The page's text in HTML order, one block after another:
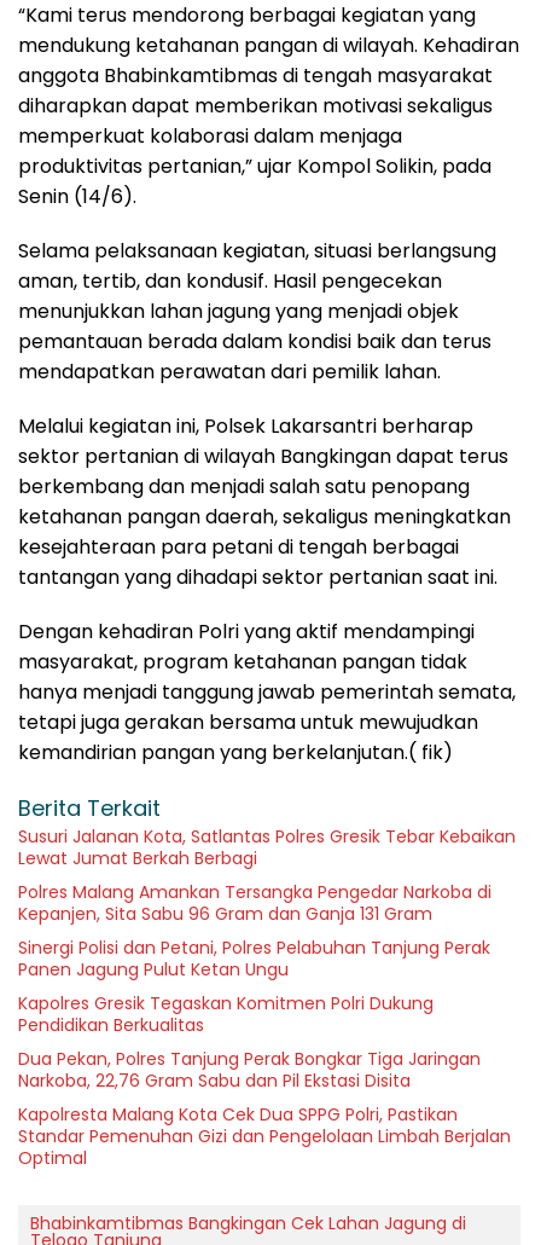
“Kami terus mendorong berbagai kegiatan yang
mendukung ketahanan pangan di wilayah. Kehadiran
anggota Bhabinkamtibmas di tengah masyarakat
diharapkan dapat memberikan motivasi sekaligus
memperkuat kolaborasi dalam menjaga
produktivitas pertanian,” ujar Kompol Solikin, pada
Senin (14/6).
Selama pelaksanaan kegiatan, situasi berlangsung
aman, tertib, dan kondusif. Hasil pengecekan
menunjukkan lahan jagung yang menjadi objek
pemantauan berada dalam kondisi baik dan terus
mendapatkan perawatan dari pemilik lahan.
Melalui kegiatan ini, Polsek Lakarsantri berharap
sektor pertanian di wilayah Bangkingan dapat terus
berkembang dan menjadi salah satu penopang
ketahanan pangan daerah, sekaligus meningkatkan
kesejahteraan para petani di tengah berbagai
tantangan yang dihadapi sektor pertanian saat ini.
Dengan kehadiran Polri yang aktif mendampingi
masyarakat, program ketahanan pangan tidak
hanya menjadi tanggung jawab pemerintah semata,
tetapi juga gerakan bersama untuk mewujudkan
kemandirian pangan yang berkelanjutan.( fik)
Berita Terkait
Susuri Jalanan Kota, Satlantas Polres Gresik Tebar Kebaikan
Lewat Jumat Berkah Berbagi
Polres Malang Amankan Tersangka Pengedar Narkoba di
Kepanjen, Sita Sabu 96 Gram dan Ganja 131 Gram
Sinergi Polisi dan Petani, Polres Pelabuhan Tanjung Perak
Panen Jagung Pulut Ketan Ungu
Kapolres Gresik Tegaskan Komitmen Polri Dukung
Pendidikan Berkualitas
Dua Pekan, Polres Tanjung Perak Bongkar Tiga Jaringan
Narkoba, 22,76 Gram Sabu dan Pil Ekstasi Disita
Kapolresta Malang Kota Cek Dua SPPG Polri, Pastikan
Standar Pemenuhan Gizi dan Pengelolaan Limbah Berjalan
Optimal
Bhabinkamtibmas Bangkingan Cek Lahan Jagung di